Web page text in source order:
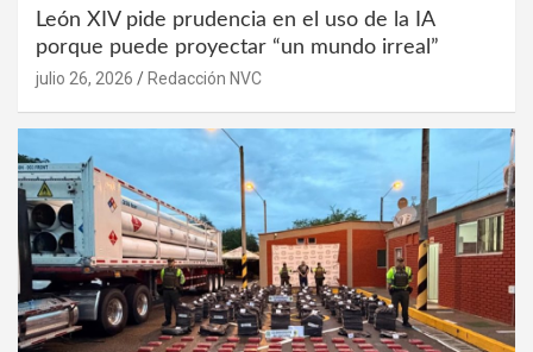
León XIV pide prudencia en el uso de la IA
porque puede proyectar “un mundo irreal”
julio 26, 2026 Redacción NVC